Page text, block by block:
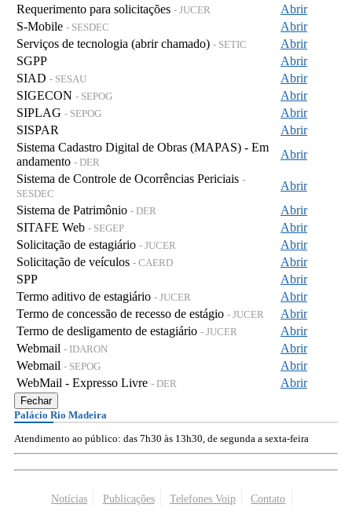
Requerimento para solicitações - JUCER
Abrir
S-Mobile - SESDEC
Abrir
Serviços de tecnologia (abrir chamado) - SETIC
Abrir
SGPP
Abrir
SIAD - SESAU
Abrir
SIGECON - SEPOG
Abrir
SIPLAG - SEPOG
Abrir
SISPAR
Abrir
Sistema Cadastro Digital de Obras (MAPAS) - Em
andamento - DER
Abrir
Sistema de Controle de Ocorrências Periciais -
SESDEC
Abrir
Sistema de Patrimônio - DER
Abrir
SITAFE Web - SEGEP
Abrir
Solicitação de estagiário - JUCER
Abrir
Solicitação de veículos - CAERD
Abrir
SPP
Abrir
Termo aditivo de estagiário - JUCER
Abrir
Termo de concessão de recesso de estágio - JUCER
Abrir
Termo de desligamento de estagiário - JUCER
Abrir
Webmail - IDARON
Abrir
Webmail - SEPOG
Abrir
WebMail - Expresso Livre - DER Abrir
Fechar
Palácio Rio Madeira
Atendimento ao público: das 7h30 às 13h30, de segunda a sexta-feira
Notícias Publicações Telefones Voip
Contato